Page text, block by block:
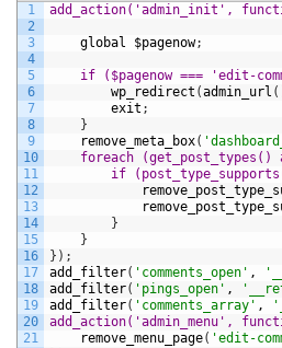
1
2
3
4
5
6
7
8
9
10
11
12
13
14
15
16
17
18
19
20
21
add_action('admin_init',
global $pagenow;
if ($pagenow === 'edit-
wp_redirect (admin_url (
exit ;
}
remove_meta_box(
foreach (get_post_types()
if
}
}
} ) ;
add_filter( 'comments_open' ,
add_filter( 'pings_open' ,
add_filter( 'comments_array' ,
add_action('admin_menu',
remove_menu_page( 'edit-